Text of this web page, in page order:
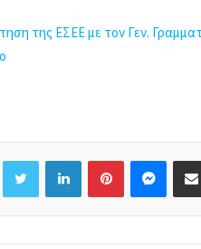
της ΕΣΕΕ με τον Γεν.